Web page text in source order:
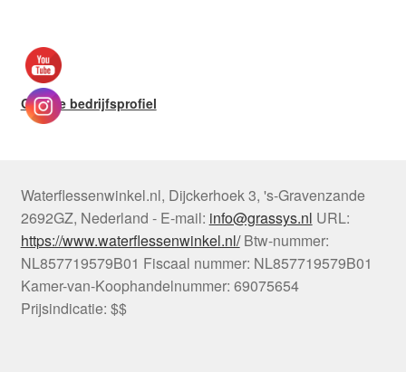
Google bedrijfsprofiel
Waterflessenwinkel.nl, Dijckerhoek 3, 's-Gravenzande
2692GZ, Nederland - E-mail: info@grassys.nl URL:
https://www.waterflessenwinkel.nl/ Btw-nummer:
NL857719579B01 Fiscaal nummer: NL857719579B01
Kamer-van-Koophandelnummer: 69075654
Prijsindicatie: $$